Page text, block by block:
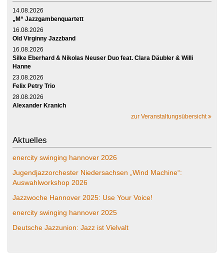
14.08.2026
„M“ Jazzgambenquartett
16.08.2026
Old Virginny Jazzband
16.08.2026
Silke Eberhard & Nikolas Neuser Duo feat. Clara Däubler & Willi
Hanne
23.08.2026
Felix Petry Trio
28.08.2026
Alexander Kranich
zur Veranstaltungsübersicht
Aktuelles
enercity swinging hannover 2026
Jugendjazzorchester Niedersachsen „Wind Machine“:
Auswahlworkshop 2026
Jazzwoche Hannover 2025: Use Your Voice!
enercity swinging hannover 2025
Deutsche Jazzunion: Jazz ist Vielvalt